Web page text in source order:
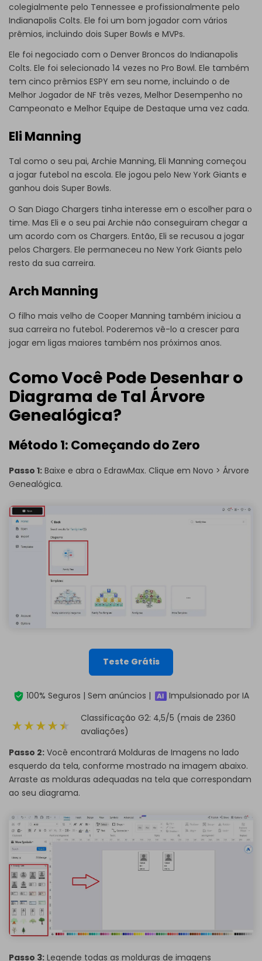
colegialmente pelo Tennessee e profissionalmente pelo
Indianapolis Colts. Ele foi um bom jogador com vários
prêmios, incluindo dois Super Bowls e MVPs.
Ele foi negociado com o Denver Broncos do Indianapolis
Colts. Ele foi selecionado 14 vezes no Pro Bowl. Ele também
tem cinco prêmios ESPY em seu nome, incluindo o de
Melhor Jogador de NF três vezes, Melhor Desempenho no
Campeonato e Melhor Equipe de Destaque uma vez cada.
Eli Manning
Tal como o seu pai, Archie Manning, Eli Manning começou
a jogar futebol na escola. Ele jogou pelo New York Giants e
ganhou dois Super Bowls.
O San Diago Chargers tinha interesse em o escolher para o
time. Mas Eli e o seu pai Archie não conseguiram chegar a
um acordo com os Chargers. Então, Eli se recusou a jogar
pelos Chargers. Ele permaneceu no New York Giants pelo
resto da sua carreira.
Arch Manning
O filho mais velho de Cooper Manning também iniciou a
sua carreira no futebol. Poderemos vê-lo a crescer para
jogar em ligas maiores também nos próximos anos.
Como Você Pode Desenhar o
Diagrama de Tal Árvore
Genealógica?
Método 1: Começando do Zero
Passo 1: Baixe e abra o EdrawMax. Clique em Novo > Árvore
Genealógica.
Teste Grátis
100% Seguros | Sem anúncios |
Impulsionado por IA
Classificação G2: 4,5/5 (mais de 2360
avaliações)
Passo 2: Você encontrará Molduras de Imagens no lado
esquerdo da tela, conforme mostrado na imagem abaixo.
Arraste as molduras adequadas na tela que correspondam
ao seu diagrama.
Passo 3: Legende todas as molduras de imagens